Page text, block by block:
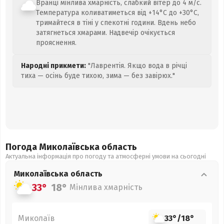
Вранці мінлива хмарність, слабкий вітер до 4 м/с.
Температура коливатиметься від +14°C до +30°C,
тримайтеся в тіні у спекотні години. Вдень небо
затягнеться хмарами. Надвечір очікується
прояснення.
Народні прикмети: "Лаврентія. Якщо вода в річці
тиха — осінь буде тихою, зима — без завірюх."
Погода Миколаївська область
Актуальна інформація про погоду та атмосферні умови на сьогодні
Миколаївська область
33° 18° Мінлива хмарність
Миколаїв 33°/18°